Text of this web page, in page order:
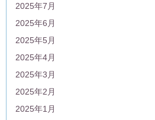
2025年7月
2025年6月
2025年5月
2025年4月
2025年3月
2025年2月
2025年1月